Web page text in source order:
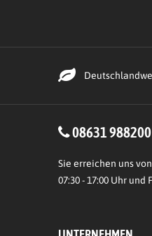
08631 988200
Sie erreichen uns
07:30 - 17:00 Uhr und